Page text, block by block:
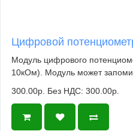
Цифровой
Модуль цифрового
10кОм). Модуль может
300.00р. Без НДС: 300.00р.